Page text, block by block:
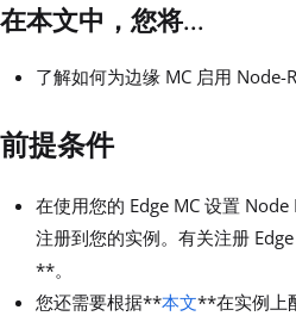
在本文中，您将...
了解如何为边缘 MC 启用 Node-
前提条件
在使用您的 Edge MC 设置
注册到您的实例。有关注册
**。
您还需要根据**本文**在实例上